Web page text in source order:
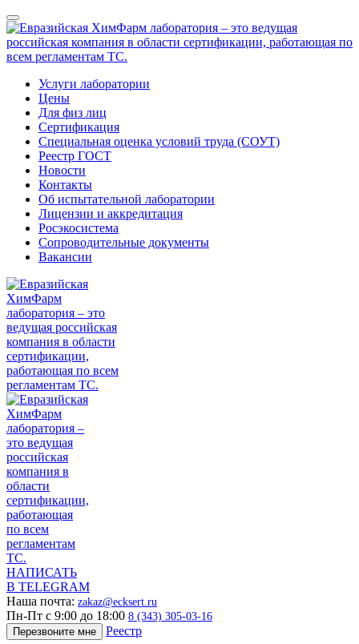
Услуги лаборатории
Цены
Для физ лиц
Сертификация
Специальная оценка условий труда (СОУТ)
Реестр ГОСТ
Новости
Контакты
Об испытательной лаборатории
Лицензии и аккредитация
Росэкосистема
Сопроводительные документы
Вакансии
НАПИСАТЬ
В TELEGRAM
Наша почта: zakaz@ecksert.ru
Пн-Пт с 9:00 до 18:00 8 (343) 305-03-16
Перезвоните мне
Реестр